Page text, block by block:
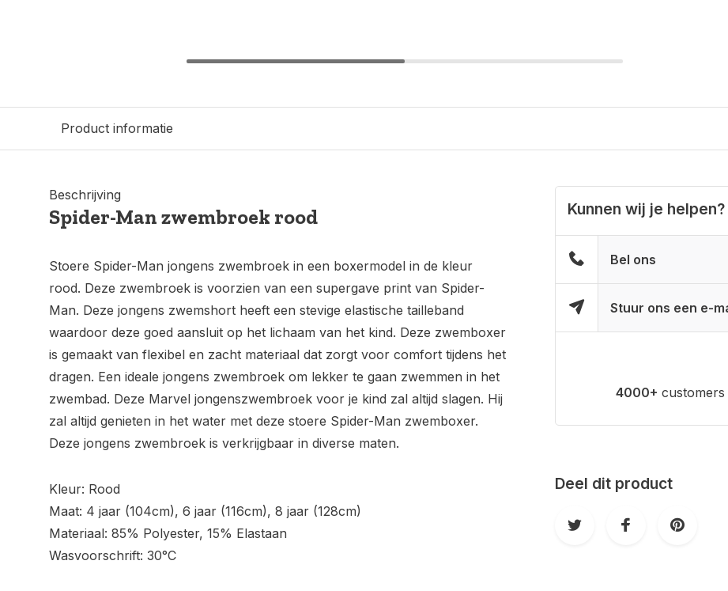
Product informatie
Beschrijving
Spider-Man zwembroek rood
Stoere Spider-Man jongens zwembroek in een boxermodel in de kleur
rood. Deze zwembroek is voorzien van een supergave print van Spider-
Man. Deze jongens zwemshort heeft een stevige elastische tailleband
waardoor deze goed aansluit op het lichaam van het kind. Deze zwemboxer
is gemaakt van flexibel en zacht materiaal dat zorgt voor comfort tijdens het
dragen. Een ideale jongens zwembroek om lekker te gaan zwemmen in het
zwembad. Deze Marvel jongenszwembroek voor je kind zal altijd slagen. Hij
zal altijd genieten in het water met deze stoere Spider-Man zwemboxer.
Deze jongens zwembroek is verkrijgbaar in diverse maten.
Kleur: Rood
Maat: 4 jaar (104cm), 6 jaar (116cm), 8 jaar (128cm)
Materiaal: 85% Polyester, 15% Elastaan
Wasvoorschrift: 30°C
Kunnen wij je helpen?
Bel ons
Stuur ons een e-
4000+
Deel dit product